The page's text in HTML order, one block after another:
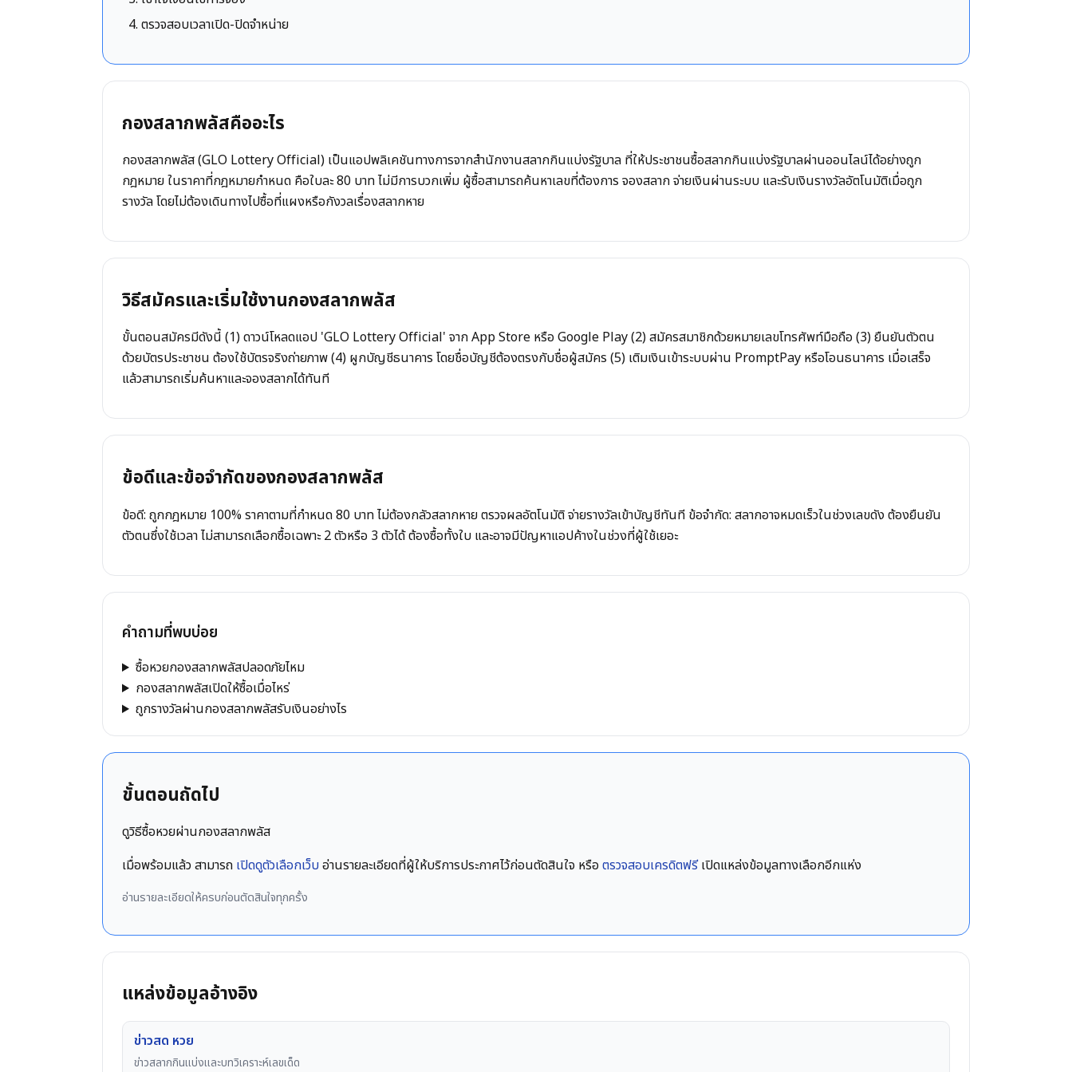
ตรวจสอบเวลาเปิด-ปิดจำหน่าย
กองสลากพลัสคืออะไร
กองสลากพลัส (GLO Lottery Official) เป็นแอปพลิเคชันทางการจากสำนักงานสลากกินแบ่งรัฐบาล ที่ให้ประชาชนซื้อสลากกินแบ่งรัฐบาลผ่านออนไลน์ได้อย่างถูก
กฎหมาย ในราคาที่กฎหมายกำหนด คือใบละ 80 บาท ไม่มีการบวกเพิ่ม ผู้ซื้อสามารถค้นหาเลขที่ต้องการ จองสลาก จ่ายเงินผ่านระบบ และรับเงินรางวัลอัตโนมัติเมื่อถูก
รางวัล โดยไม่ต้องเดินทางไปซื้อที่แผงหรือกังวลเรื่องสลากหาย
วิธีสมัครและเริ่มใช้งานกองสลากพลัส
ขั้นตอนสมัครมีดังนี้ (1) ดาวน์โหลดแอป 'GLO Lottery Official' จาก App Store หรือ Google Play (2) สมัครสมาชิกด้วยหมายเลขโทรศัพท์มือถือ (3) ยืนยันตัวตน
ด้วยบัตรประชาชน ต้องใช้บัตรจริงถ่ายภาพ (4) ผูกบัญชีธนาคาร โดยชื่อบัญชีต้องตรงกับชื่อผู้สมัคร (5) เติมเงินเข้าระบบผ่าน PromptPay หรือโอนธนาคาร เมื่อเสร็จ
แล้วสามารถเริ่มค้นหาและจองสลากได้ทันที
ข้อดีและข้อจำกัดของกองสลากพลัส
ข้อดี: ถูกกฎหมาย 100% ราคาตามที่กำหนด 80 บาท ไม่ต้องกลัวสลากหาย ตรวจผลอัตโนมัติ จ่ายรางวัลเข้าบัญชีทันที ข้อจำกัด: สลากอาจหมดเร็วในช่วงเลขดัง ต้องยืนยัน
ตัวตนซึ่งใช้เวลา ไม่สามารถเลือกซื้อเฉพาะ 2 ตัวหรือ 3 ตัวได้ ต้องซื้อทั้งใบ และอาจมีปัญหาแอปค้างในช่วงที่ผู้ใช้เยอะ
คำถามที่พบบ่อย
ซื้อหวยกองสลากพลัสปลอดภัยไหม
กองสลากพลัสเปิดให้ซื้อเมื่อไหร่
ถูกรางวัลผ่านกองสลากพลัสรับเงินอย่างไร
ขั้นตอนถัดไป
ดูวิธีซื้อหวยผ่านกองสลากพลัส
เมื่อพร้อมแล้ว สามารถ เปิดดูตัวเลือกเว็บอ่านรายละเอียดที่ผู้ให้บริการประกาศไว้ก่อนตัดสินใจ หรือ ตรวจสอบเครดิตฟรี เปิดแหล่งข้อมูลทางเลือกอีกแห่ง
อ่านรายละเอียดให้ครบก่อนตัดสินใจทุกครั้ง
แหล่งข้อมูลอ้างอิง
ข่าวสด หวย
ข่าวสลากกินแบ่งและบทวิเคราะห์เลขเด็ด